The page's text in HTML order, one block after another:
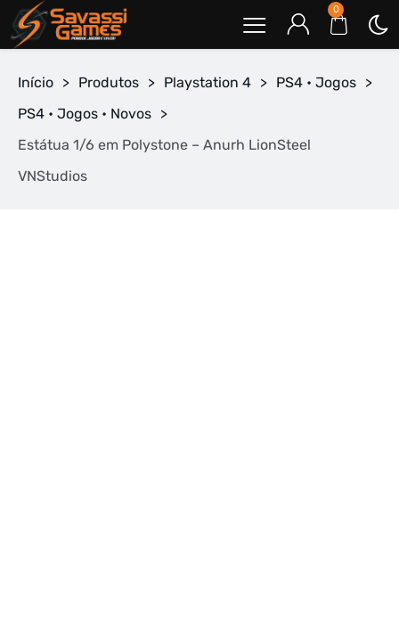
0
Início > Produtos > Playstation 4 > PS4 • Jogos >
PS4 • Jogos • Novos >
Estátua 1/6 em Polystone – Anurh LionSteel
VNStudios